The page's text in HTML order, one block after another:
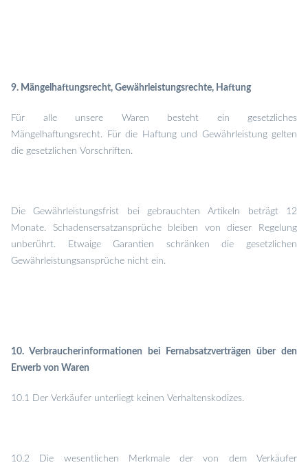
9. Mängelhaftungsrecht, Gewährleistungsrechte, Haftung
Für alle unsere Waren besteht ein gesetzliches
Mängelhaftungsrecht. Für die Haftung und Gewährleistung gelten
die gesetzlichen Vorschriften.
Die Gewährleistungsfrist bei gebrauchten Artikeln beträgt 12
Monate. Schadensersatzansprüche bleiben von dieser Regelung
unberührt. Etwaige Garantien schränken die gesetzlichen
Gewährleistungsansprüche nicht ein.
10. Verbraucherinformationen bei Fernabsatzverträgen über den
Erwerb von Waren
10.1 Der Verkäufer unterliegt keinen Verhaltenskodizes.
10.2 Die wesentlichen Merkmale der von dem Verkäufer